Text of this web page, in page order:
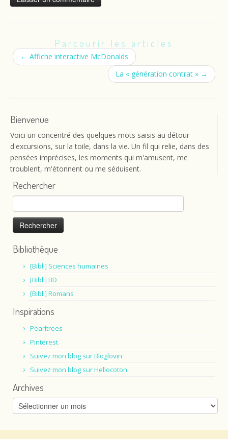
Parcourir les articles
← Affiche interactive McDonalds
La « génération contrat » →
Bienvenue
Voici un concentré des quelques mots saisis au détour
d'excursions, sur la toile, dans la vie. Un fil qui relie, dans des
pensées imprécises, les moments qui m'amusent, me
troublent, m'étonnent ou me séduisent.
Rechercher
Rechercher :
Bibliothèque
[Bibli] Sciences humaines
[Bibli] BD
[Bibli] Romans
Inspirations
Pearltrees
Pinterest
Suivez mon blog sur Bloglovin
Suivez mon blog sur Hellocoton
Archives
Archives